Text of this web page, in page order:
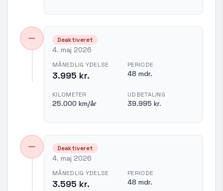
Deaktiveret
4. maj 2026
MÅNEDLIG YDELSE
3.995 kr.
PERIODE
48 mdr.
KILOMETER
25.000 km/år
UDBETALING
39.995 kr.
Deaktiveret
4. maj 2026
MÅNEDLIG YDELSE
3.595 kr.
PERIODE
48 mdr.